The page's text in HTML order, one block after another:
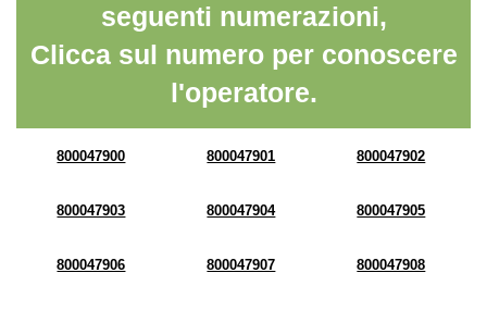
seguenti numerazioni,
Clicca sul numero per conoscere
l'operatore.
800047900 800047901 800047902
800047903 800047904 800047905
800047906 800047907 800047908